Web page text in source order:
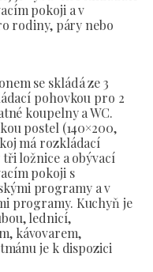
pokoji a v
rodiny, páry nebo
se skládá ze 3
pohovkou pro 2
koupelny a WC.
postel (140×200,
má rozkládací
ložnice a obývací
pokoji s
programy a v
programy. Kuchyň je
lednicí,
kávovarem,
je k dispozici